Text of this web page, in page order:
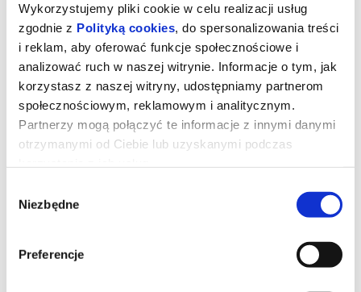
Wykorzystujemy pliki cookie w celu realizacji usług
zgodnie z Polityką cookies, do spersonalizowania treści
i reklam, aby oferować funkcje społecznościowe i
analizować ruch w naszej witrynie. Informacje o tym, jak
korzystasz z naszej witryny, udostępniamy partnerom
społecznościowym, reklamowym i analitycznym.
Partnerzy mogą połączyć te informacje z innymi danymi
otrzymanymi od Ciebie lub uzyskanymi podczas
zgody
Niezbędne
Preferencje
Drzewo magii
przed koniecznością przeprowadzenia się na odległą angielską
prowincję. Wkrótce po przyjeździe okazuje się, że najmłodsi
muszą obejść się bez wi-fi i ukochanych elektronicznych